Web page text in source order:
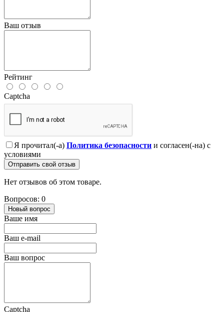
Ваш отзыв
Рейтинг
Captcha
Я прочитал(-а) Политика безопасности и согласен(-на) с
условиями
Отправить свой отзыв
Нет отзывов об этом товаре.
Вопросов: 0
Новый вопрос
Ваше имя
Ваш e-mail
Ваш вопрос
Captcha